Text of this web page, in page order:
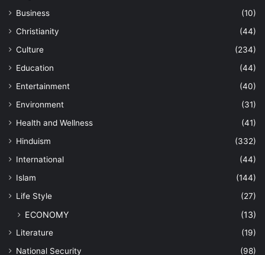
Business
(10)
Christianity
(44)
Culture
(234)
Education
(44)
Entertainment
(40)
Environment
(31)
Health and Wellness
(41)
Hinduism
(332)
International
(44)
Islam
(144)
Life Style
(27)
ECONOMY (13)
Literature
(19)
National Security
(98)